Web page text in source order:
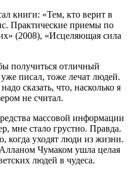
книги: «Тем, кто верит в
Практические приемы по
(2008), «Исцеляющая сила
получиться отличный
писал, тоже лечат людей.
сказать, что, насколько я
не считал.
массовой информации
мне стало грустно. Правда.
когда уходят люди из жизни.
Чумаком ушла целая
людей в чудеса.